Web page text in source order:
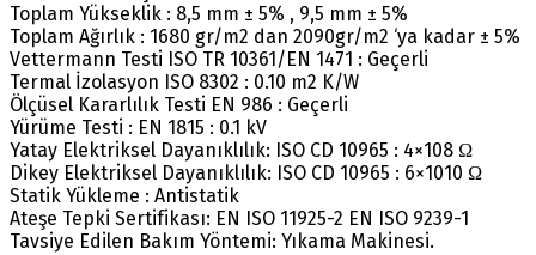
Toplam Yükseklik : 8,5 mm ± 5% , 9,5 mm ± 5%
Toplam Ağırlık : 1680 gr/m2 dan 2090gr/m2 ‘ya kadar ± 5%
Vettermann Testi ISO TR 10361/EN 1471 : Geçerli
Termal İzolasyon ISO 8302 : 0.10 m2 K/W
Ölçüsel Kararlılık Testi EN 986 : Geçerli
Yürüme Testi : EN 1815 : 0.1 kV
Yatay Elektriksel Dayanıklılık: ISO CD 10965 : 4×108 Ω
Dikey Elektriksel Dayanıklılık: ISO CD 10965 : 6×1010 Ω
Statik Yükleme : Antistatik
Ateşe Tepki Sertifikası: EN ISO 11925-2 EN ISO 9239-1
Tavsiye Edilen Bakım Yöntemi: Yıkama Makinesi.